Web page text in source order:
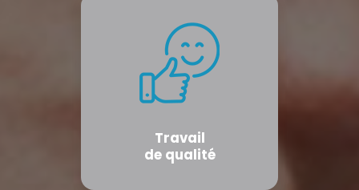
Travail
de qualité